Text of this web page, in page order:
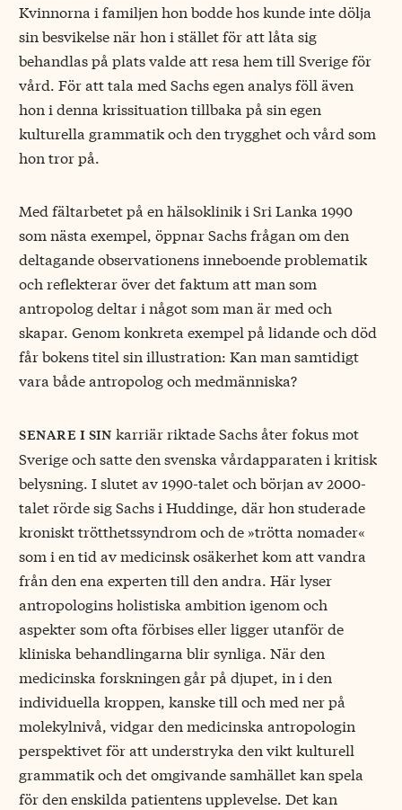
Kvinnorna i familjen hon bodde hos kunde inte dölja
sin besvikelse när hon i stället för att låta sig
behandlas på plats valde att resa hem till Sverige för
vård. För att tala med Sachs egen analys föll även
hon i denna krissituation tillbaka på sin egen
kulturella grammatik och den trygghet och vård som
hon tror på.
Med fältarbetet på en hälsoklinik i Sri Lanka 1990
som nästa exempel, öppnar Sachs frågan om den
deltagande ­observationens inneboende problematik
och reflekterar över det faktum att man som
antropolog deltar i något som man är med och
skapar. Genom konkreta exempel på lidande och död
får bokens titel sin illustration: Kan man samtidigt
vara både antropolog och medmänniska?
senare i sin karriär riktade Sachs åter fokus mot
Sverige och satte den svenska vårdapparaten i kritisk
belysning. I slutet av 1990-talet och början av 2000-
talet rörde sig Sachs i Huddinge, där hon studerade
kroniskt trötthetssyndrom och de »trötta nomader«
som i en tid av medicinsk osäkerhet kom att vandra
från den ena experten till den andra. Här lyser
antropologins holistiska ambition igenom och
aspekter som ofta förbises eller ligger utanför de
kliniska behandlingarna blir synliga. När den
medicinska forskningen går på djupet, in i den
individuella kroppen, kanske till och med ner på
molekylnivå, vidgar den medicinska antropologin
perspektivet för att understryka den vikt kulturell
grammatik och det omgivande samhället kan spela
för den enskilda patientens upplevelse. Det kan